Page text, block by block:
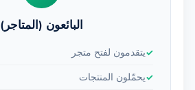
البائعون (المتاجر)
يتقدمون لفتح متجر
يحمّلون المنتجات